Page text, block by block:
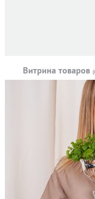
Витрина товаров